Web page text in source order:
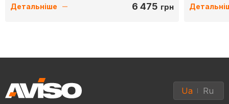
Детальніше 6 475 грн
Ua Ru